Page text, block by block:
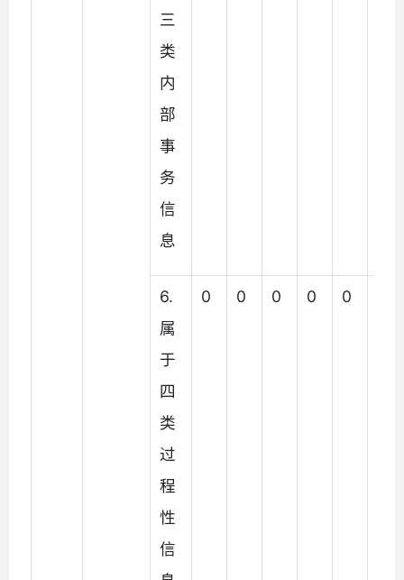
三
类
内
部
事
务
信
息
6.
属
于
四
类
过
程
性
信
0 0 0 0 0